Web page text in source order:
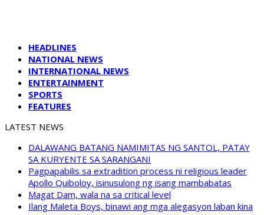
HEADLINES
NATIONAL NEWS
INTERNATIONAL NEWS
ENTERTAINMENT
SPORTS
FEATURES
LATEST NEWS
DALAWANG BATANG NAMIMITAS NG SANTOL, PATAY
SA KURYENTE SA SARANGANI
Pagpapabilis sa extradition process ni religious leader
Apollo Quiboloy, isinusulong ng isang mambabatas
Magat Dam, wala na sa critical level
Ilang Maleta Boys, binawi ang mga alegasyon laban kina